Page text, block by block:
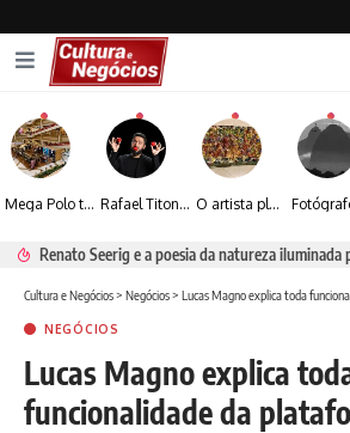
Mega Polo transforma lançamento de coleção em plataforma nacional de negócios e projeta crescimento de mais de 15% Rafael Titonelly leva magia e acolhimento a crianças em tratamento oncológico em Juiz de Fora O artista plástico Jorge Luiz transforma sustentabilidade e criatividade em arte contemporânea
Renato Seerig e a poesia da natureza iluminada
Cultura e Negócios> Negócios> Lucas Magno explica toda
NEGÓCIOS
Lucas Magno explica
funcionalidade da